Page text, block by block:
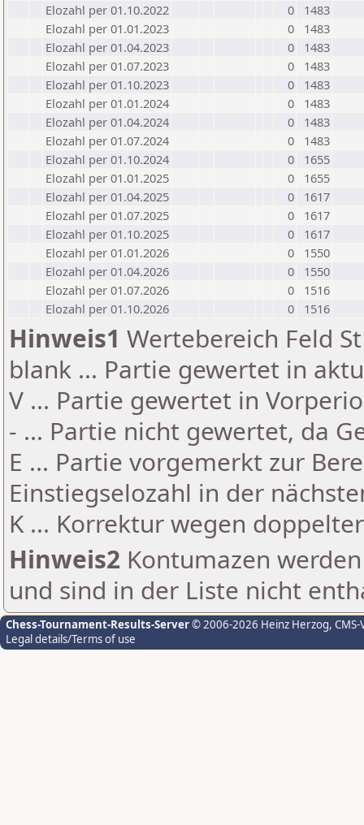
Elozahl per 01.10.2022
0
1483
Elozahl per 01.01.2023
0
1483
Elozahl per 01.04.2023
0
1483
Elozahl per 01.07.2023
0
1483
Elozahl per 01.10.2023
0
1483
Elozahl per 01.01.2024
0
1483
Elozahl per 01.04.2024
0
1483
Elozahl per 01.07.2024
0
1483
Elozahl per 01.10.2024
0
1655
Elozahl per 01.01.2025
0
1655
Elozahl per 01.04.2025
0
1617
Elozahl per 01.07.2025
0
1617
Elozahl per 01.10.2025
0
1617
Elozahl per 01.01.2026
0
1550
Elozahl per 01.04.2026
0
1550
Elozahl per 01.07.2026
0
1516
Elozahl per 01.10.2026
0 1516
Hinweis1 Wertebereich Feld
blank ... Partie gewertet in
V ... Partie gewertet in
- ... Partie nicht gewertet, da
E ... Partie vorgemerkt zur
Einstiegselozahl in der
K ... Korrektur wegen
Hinweis2 Kontumazen
und sind in der Liste nicht
Chess-Tournament-Results-Server© 2006-2026 Heinz Herzog,
Legal details/Terms of use